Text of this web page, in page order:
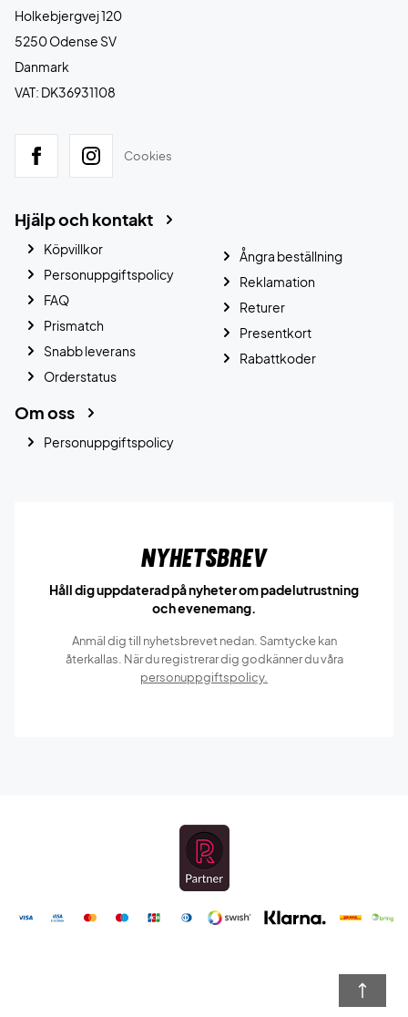
Holkebjergvej 120
5250 Odense SV
Danmark
VAT: DK36931108
Cookies
Hjälp och kontakt
Köpvillkor
Personuppgiftspolicy
FAQ
Prismatch
Snabb leverans
Orderstatus
Ångra beställning
Reklamation
Returer
Presentkort
Rabattkoder
Om oss
Personuppgiftspolicy
Nyhetsbrev
Håll dig uppdaterad på nyheter om padelutrustning
och evenemang.
Anmäl dig till nyhetsbrevet nedan. Samtycke kan
återkallas. När du registrerar dig godkänner du våra
personuppgiftspolicy.